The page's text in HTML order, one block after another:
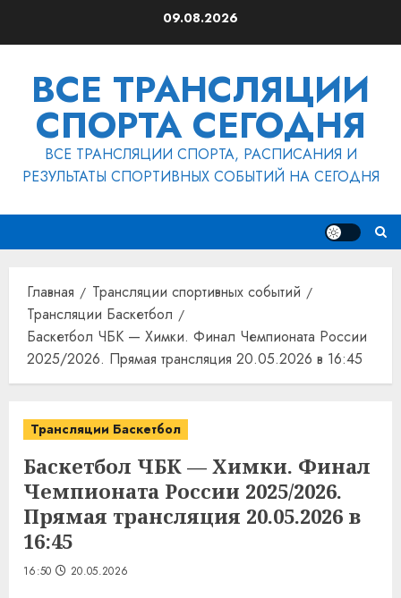
09.08.2026
ВСЕ ТРАНСЛЯЦИИ
СПОРТА СЕГОДНЯ
ВСЕ ТРАНСЛЯЦИИ СПОРТА, РАСПИСАНИЯ И
РЕЗУЛЬТАТЫ СПОРТИВНЫХ СОБЫТИЙ НА СЕГОДНЯ
Главная
Трансляции спортивных событий
Трансляции Баскетбол
Баскетбол ЧБК — Химки. Финал Чемпионата России
2025/2026. Прямая трансляция 20.05.2026 в 16:45
Трансляции Баскетбол
Баскетбол ЧБК — Химки. Финал
Чемпионата России 2025/2026.
Прямая трансляция 20.05.2026 в
16:45
16:50 20.05.2026